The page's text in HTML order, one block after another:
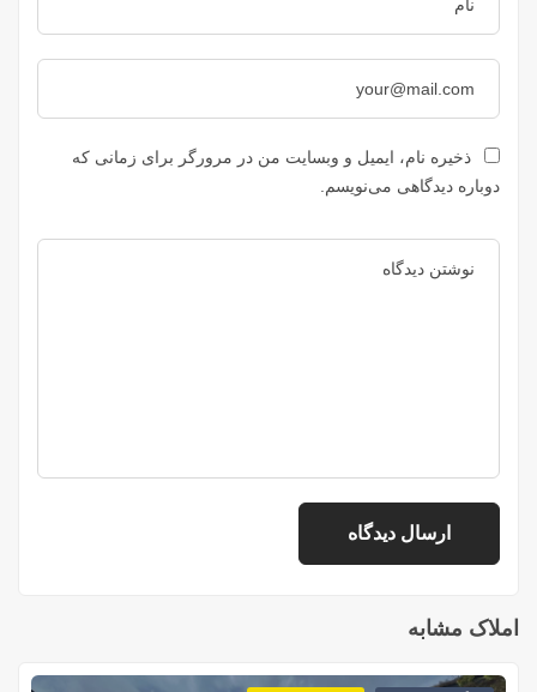
ذخیره نام، ایمیل و وبسایت من در مرورگر برای زمانی که
دوباره دیدگاهی می‌نویسم.
املاک مشابه